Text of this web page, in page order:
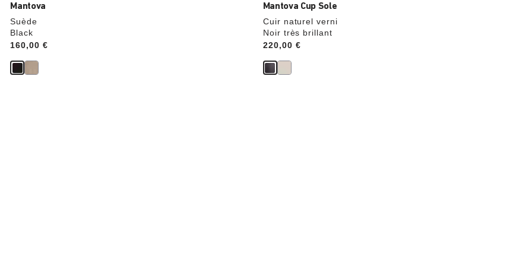
Mantova
Suède
Black
Price:
160,00 €
Mantova Cup Sole
Cuir naturel verni
Noir très brillant
Price:
220,00 €